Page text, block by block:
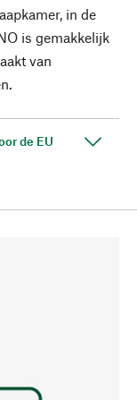
in de
is gemakkelijk
van
de EU